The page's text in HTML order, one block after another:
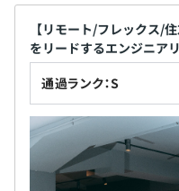
【リモート/フレックス/
をリードするエンジニア
通過ランク：S